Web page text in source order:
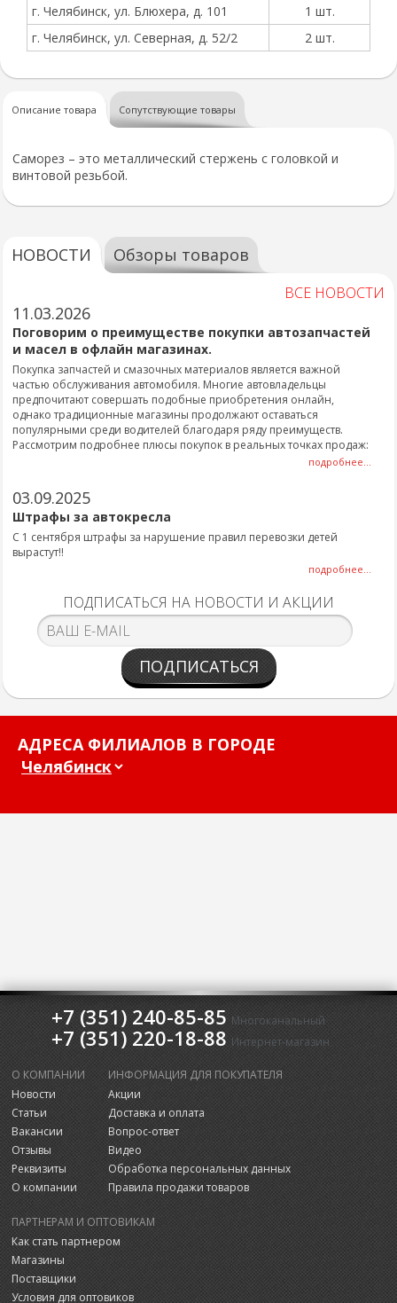
г. Челябинск, ул. Блюхера, д. 101
1 шт.
г. Челябинск, ул. Северная, д. 52/2
2 шт.
Описание товара Сопутствующие товары
Саморез – это металлический стержень с головкой и
винтовой резьбой.
НОВОСТИ Обзоры товаров
ВСЕ НОВОСТИ
11.03.2026
Поговорим о преимуществе покупки автозапчастей
и масел в офлайн магазинах.
Покупка запчастей и смазочных материалов является важной
частью обслуживания автомобиля. Многие автовладельцы
предпочитают совершать подобные приобретения онлайн,
однако традиционные магазины продолжают оставаться
популярными среди водителей благодаря ряду преимуществ.
Рассмотрим подробнее плюсы покупок в реальных точках продаж:
подробнее...
03.09.2025
Штрафы за автокресла
С 1 сентября штрафы за нарушение правил перевозки детей
вырастут!!
подробнее...
ПОДПИСАТЬСЯ НА НОВОСТИ И АКЦИИ
ПОДПИСАТЬСЯ
АДРЕСА ФИЛИАЛОВ В ГОРОДЕ
+7 (351) 240-85-85 Многоканальный
+7 (351) 220-18-88 Интернет-магазин
О КОМПАНИИ
Новости
Статьи
Вакансии
Отзывы
Реквизиты
О компании
ИНФОРМАЦИЯ ДЛЯ ПОКУПАТЕЛЯ
Акции
Доставка и оплата
Вопрос-ответ
Видео
Обработка персональных данных
Правила продажи товаров
ПАРТНЕРАМ И ОПТОВИКАМ
Как стать партнером
Магазины
Поставщики
Условия для оптовиков